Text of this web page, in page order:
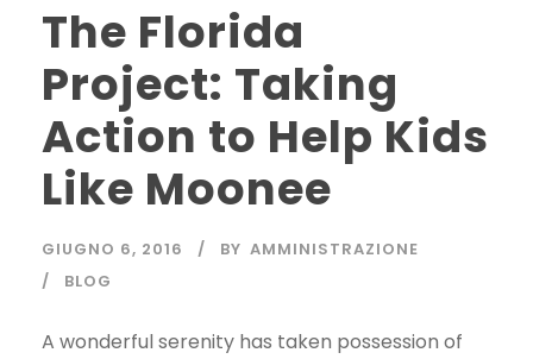
The Florida
Project: Taking
Action to Help Kids
Like Moonee
GIUGNO 6, 2016 BY AMMINISTRAZIONE
BLOG
A wonderful serenity has taken possession of